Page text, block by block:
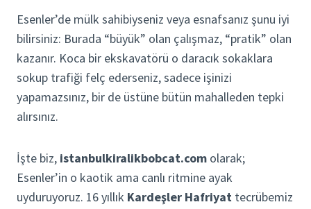
Esenler’de mülk sahibiyseniz veya esnafsanız şunu iyi
bilirsiniz: Burada “büyük” olan çalışmaz, “pratik” olan
kazanır. Koca bir ekskavatörü o daracık sokaklara
sokup trafiği felç ederseniz, sadece işinizi
yapamazsınız, bir de üstüne bütün mahalleden tepki
alırsınız.
İşte biz, istanbulkiralikbobcat.com olarak;
Esenler’in o kaotik ama canlı ritmine ayak
uyduruyoruz. 16 yıllık Kardeşler Hafriyat tecrübemiz